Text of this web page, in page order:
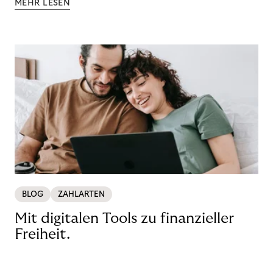
MEHR LESEN
BLOG ZAHLARTEN
Mit digitalen Tools zu finanzieller
Freiheit.